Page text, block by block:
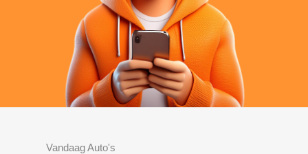
Vandaag Auto's